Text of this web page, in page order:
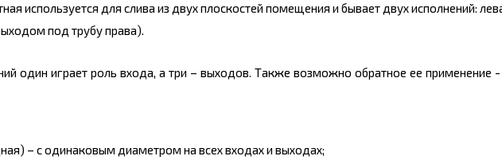
используется для слива из двух плоскостей помещения и бывает двух исполнений:
под трубу права).
один играет роль входа, а три – выходов. Также возможно обратное ее применение
– с одинаковым диаметром на всех входах и выходах;